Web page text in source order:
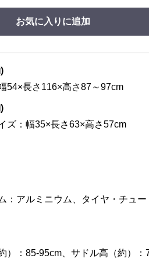
お気に入りに追加
54×長さ116×高さ87～97cm
ズ：幅35×長さ63×高さ57cm
：アルミニウム、タイヤ・チュー
）：85-95cm、サドル高（約）：